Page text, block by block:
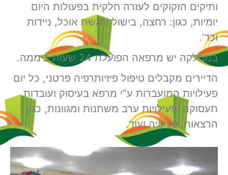
ותיקים הזקוקים לעזרה חלקית בפעולות היום
יומיות, כגון: רחצה, בישול והגשת אוכל, ניידות
וכד’.
במחלקה יש מרפאה הפועלת 24 שעות ביממה.
הדיירים מקבלים טיפול פיזיותרפיה פרטני, כל יום
פעילויות המועברות ע”י מרפא בעיסוק ועובדות
תעסוקה ופעילויות ערב משתנות ומגוונות, כגון
הרצאות, טריוויה ועוד.